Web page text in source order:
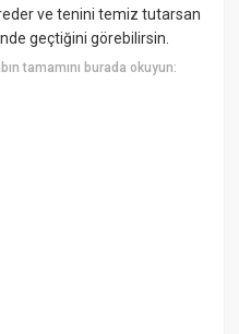
ve tenini temiz tutarsan
geçtiğini görebilirsin.
tamamını burada okuyun: